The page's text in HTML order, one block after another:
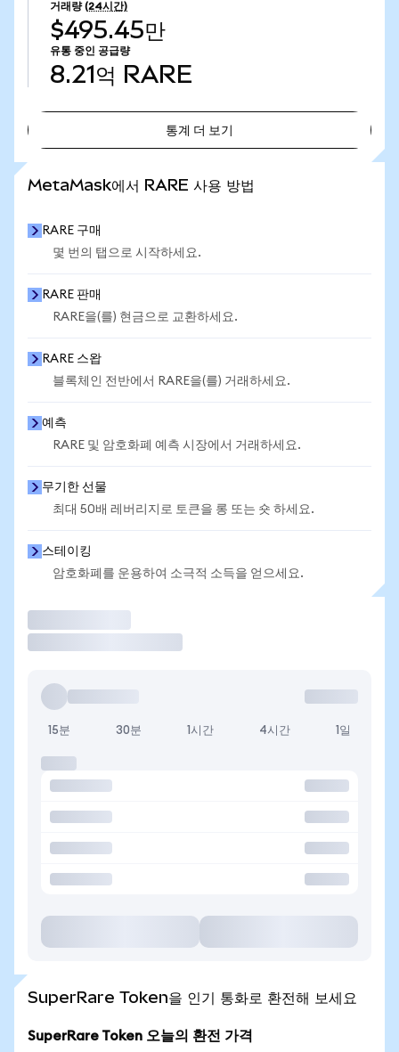
거래량 (24시간)
$495.45만
유통 중인 공급량
8.21억 RARE
통계 더 보기
MetaMask에서 RARE 사용 방법
RARE 구매
몇 번의 탭으로 시작하세요.
RARE 판매
RARE을(를) 현금으로 교환하세요.
RARE 스왑
블록체인 전반에서 RARE을(를) 거래하세요.
예측
RARE 및 암호화폐 예측 시장에서 거래하세요.
무기한 선물
최대 50배 레버리지로 토큰을 롱 또는 숏 하세요.
스테이킹
암호화폐를 운용하여 소극적 소득을 얻으세요.
15분 30분 1시간 4시간 1일
SuperRare Token을 인기 통화로 환전해 보세요
SuperRare Token 오늘의 환전 가격